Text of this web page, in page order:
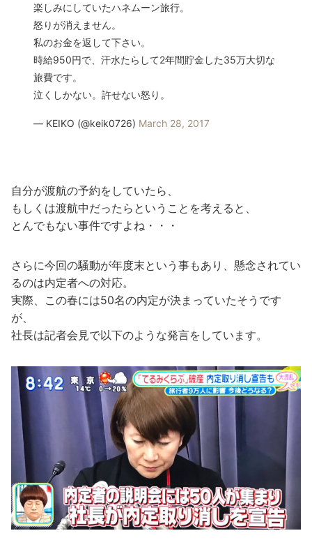
楽しみにしていたハネムーン旅行。
怒りが消えません。
私のお金を返して下さい。
時給950円で、汗水たらして2年間貯金した35万大切な
旅費です。
泣くしかない。許せない怒り。
— KEIKO (@keik0726) March 28, 2017
自分が渡航の予約をしていたら、
もしくは渡航中だったらということを考えると、
とんでもない事件ですよね・・・
さらに今回の騒動が年度末という事もあり、懸念されてい
るのは内定者への対応。
実際、この春には50名の内定が決まっていたそうです
が、
社長は記者会見で以下のような発言をしています。